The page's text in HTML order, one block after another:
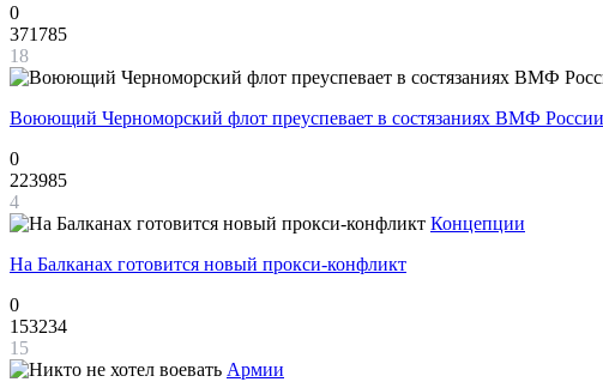
0
371785
18
Воюющий Черноморский флот преуспевает в состязаниях ВМФ России
0
223985
4
Концепции
На Балканах готовится новый прокси-конфликт
0
153234
15
Армии